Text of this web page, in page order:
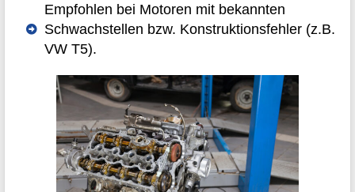
Empfohlen bei Motoren mit bekannten
Schwachstellen bzw. Konstruktionsfehler (z.B.
VW T5).